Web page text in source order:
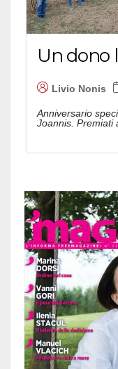
Un dono
Livio Nonis
Anniversario
Joannis. Premiati